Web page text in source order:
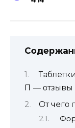
П — отзывы
От чего